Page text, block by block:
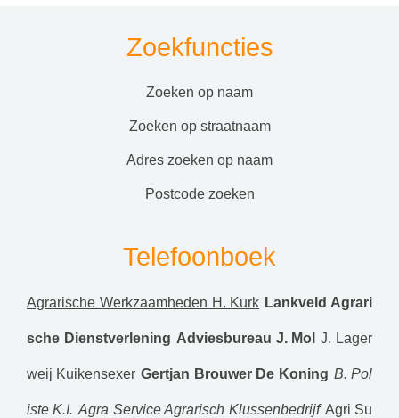
Zoekfuncties
zoeken op naam
zoeken op straatnaam
adres zoeken op naam
postcode zoeken
Telefoonboek
Agrarische Werkzaamheden H. Kurk Lankveld Agrari
sche Dienstverlening Adviesbureau J. Mol J. Lager
weij Kuikensexer Gertjan Brouwer De Koning B. Pol
iste K.I. Agra Service Agrarisch Klussenbedrijf Agri Su